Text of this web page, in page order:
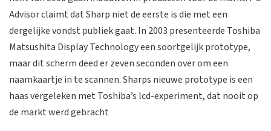
Advisor claimt dat Sharp niet de eerste is die met een
dergelijke vondst publiek gaat. In 2003 presenteerde Toshiba
Matsushita Display Technology een soortgelijk prototype,
maar dit scherm deed er zeven seconden over om een
naamkaartje in te scannen. Sharps nieuwe prototype is een
haas vergeleken met Toshiba’s lcd-experiment, dat nooit op
de markt werd gebracht